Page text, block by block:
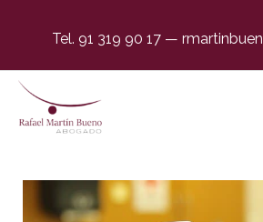
Tel. 91 319 90 17 —